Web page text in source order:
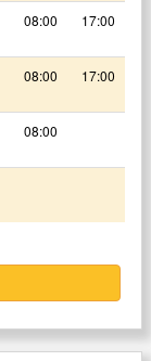
08:00 17:00
08:00 17:00
08:00